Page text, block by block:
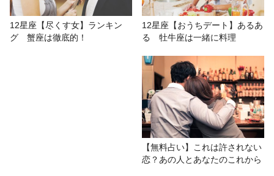
# 12星座ランキング # おもしろ # 紅たき
# 星座占い/星占い
12星座【尽くす女】ランキン
グ 蟹座は徹底的！
12星座【おうちデート】あるあ
る 牡牛座は一緒に料理
【無料占い】これは許されない
恋？あの人とあなたのこれから